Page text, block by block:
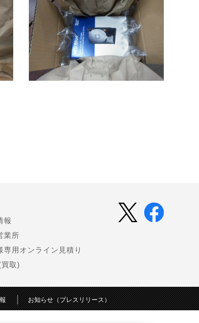
報
業所
専用オンライン見積り
取)
お知らせ（プレスリリース）